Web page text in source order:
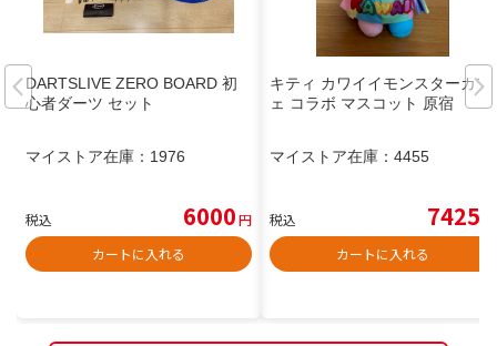
DARTSLIVE ZERO BOARD 初
心者ダーツ セット
マイストア在庫： 1976
税込 6000円
カートに入れる
キティ カワイイモンスターカフ
ェ コラボ マスコット 原宿
マイストア在庫： 4455
税込 7425
カートに入れる